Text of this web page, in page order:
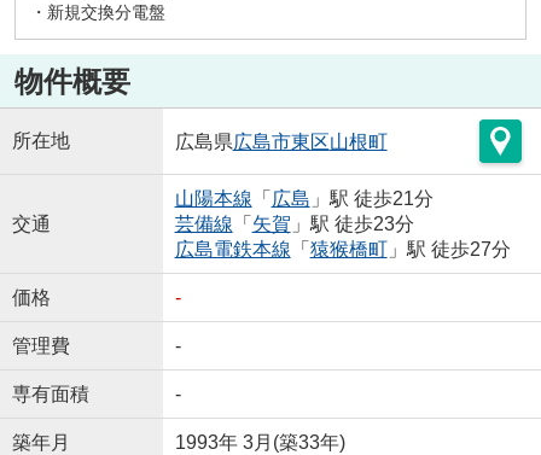
・新規交換分電盤
物件概要
所在地 広島県広島市東区山根町
交通
山陽本線 「 広島 」駅 徒歩21分
芸備線 「 矢賀 」駅 徒歩23分
広島電鉄本線 「 猿猴橋町」駅 徒歩27分
価格 -
管理費 -
専有面積 -
築年月 1993年 3月(築33年)